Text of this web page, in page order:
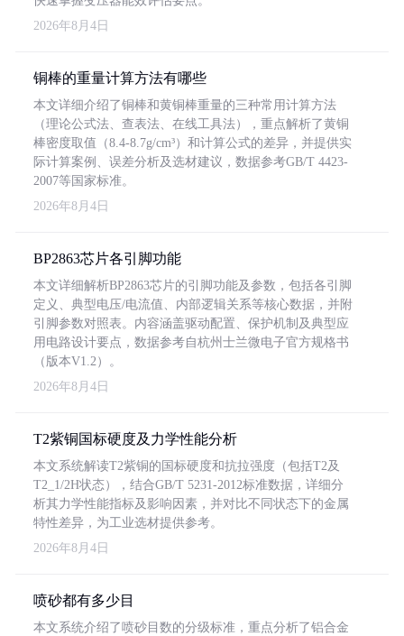
2026年8月4日
铜棒的重量计算方法有哪些
本文详细介绍了铜棒和黄铜棒重量的三种常用计算方法
（理论公式法、查表法、在线工具法），重点解析了黄铜
棒密度取值（8.4-8.7g/cm³）和计算公式的差异，并提供实
际计算案例、误差分析及选材建议，数据参考GB/T 4423-
2007等国家标准。
2026年8月4日
BP2863芯片各引脚功能
本文详细解析BP2863芯片的引脚功能及参数，包括各引脚
定义、典型电压/电流值、内部逻辑关系等核心数据，并附
引脚参数对照表。内容涵盖驱动配置、保护机制及典型应
用电路设计要点，数据参考自杭州士兰微电子官方规格书
（版本V1.2）。
2026年8月4日
T2紫铜国标硬度及力学性能分析
本文系统解读T2紫铜的国标硬度和抗拉强度（包括T2及
T2_1/2H状态），结合GB/T 5231-2012标准数据，详细分
析其力学性能指标及影响因素，并对比不同状态下的金属
特性差异，为工业选材提供参考。
2026年8月4日
喷砂都有多少目
本文系统介绍了喷砂目数的分级标准，重点分析了铝合金